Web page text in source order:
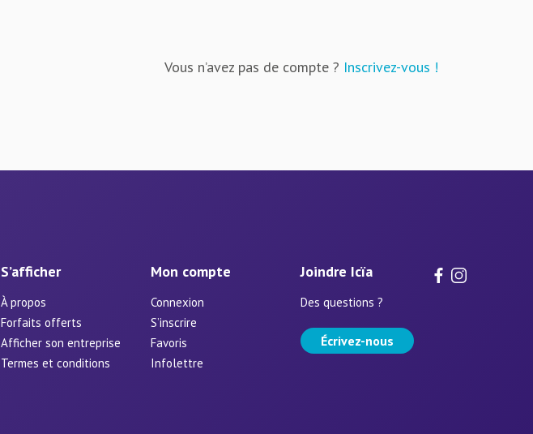
Vous n’avez pas de compte ? Inscrivez-vous !
S’afficher
À propos
Forfaits offerts
Afficher son entreprise
Termes et conditions
Mon compte
Connexion
S’inscrire
Favoris
Infolettre
Joindre Icïa
Des questions ?
Écrivez-nous